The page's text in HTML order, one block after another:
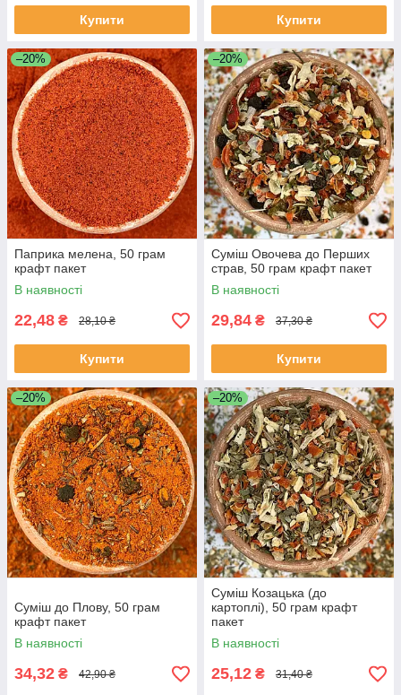
Купити Купити
–20%
Паприка мелена, 50 грам
крафт пакет
В наявності
22,48 ₴ 28,10 ₴
Купити
–20%
Суміш Овочева до Перших
страв, 50 грам крафт пакет
В наявності
29,84 ₴ 37,30 ₴
Купити
–20%
Суміш до Плову, 50 грам
крафт пакет
В наявності
34,32 ₴ 42,90 ₴
–20%
Суміш Козацька (до
картоплі), 50 грам крафт
пакет
В наявності
25,12 ₴ 31,40 ₴